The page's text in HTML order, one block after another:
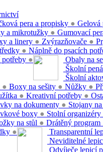
pera a propisky ● Gelová
a mikrotužky ● Gumovací
a linery ● Zvýrazňovače ●
● Náplně do psacích
potřeby ● Obaly na
Školní
Školní
● Boxy na sešity ● Nůžky ●
● Kreativní potřeby ●
na dokumenty ● Stojany
boxy ● Stolní organizéry
na stůl ● Drátěný program
● Transparentní
Neviditelné
Odvíječe lepicí